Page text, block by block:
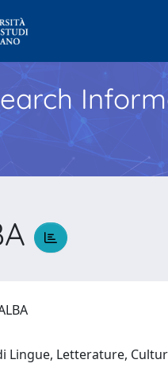
Lingue, Letterature,